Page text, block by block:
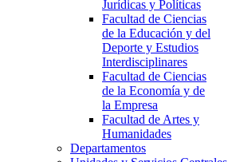
Jurídicas y Políticas
Facultad de Ciencias
de la Educación y del
Deporte y Estudios
Interdisciplinares
Facultad de Ciencias
de la Economía y de
la Empresa
Facultad de Artes y
Humanidades
Departamentos